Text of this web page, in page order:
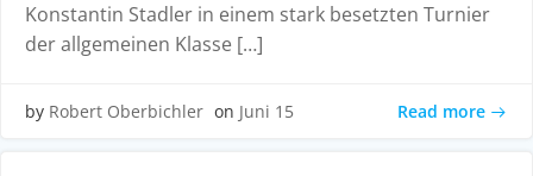
Konstantin Stadler in einem stark besetzten Turnier
der allgemeinen Klasse […]
by Robert Oberbichler on Juni 15 Read more